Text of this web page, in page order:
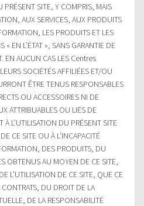
SITE, Y COMPRIS, MAIS
AUX SERVICES, AUX PRODUITS
LES PRODUITS ET LES
EN L’ÉTAT », SANS GARANTIE DE
EN AUCUN CAS LES Centres
SOCIÉTÉS AFFILIÉES ET/OU
ÊTRE TENUS RESPONSABLES
OU ACCESSOIRES NI DE
ATTRIBUABLES OU LIÉS DE
L’UTILISATION DU PRÉSENT SITE
CE SITE OU À L’INCAPACITÉ
DES PRODUITS, DU
OBTENUS AU MOYEN DE CE SITE,
L’UTILISATION DE CE SITE, QUE CE
DU DROIT DE LA
DE LA RESPONSABILITÉ